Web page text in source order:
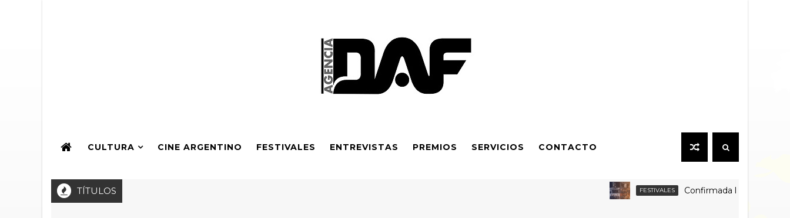
CULTURA CINE ARGENTINO FESTIVALES ENTREVISTAS PREMIOS SERVICIOS CONTACTO
TÍTULOS FESTIVALES Confirmada la grilla por día y